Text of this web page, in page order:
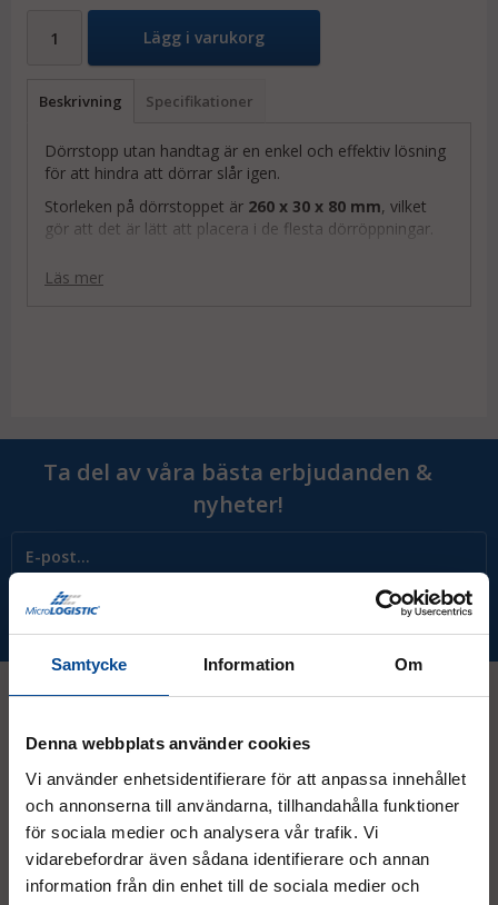
Samtycke Information Om
Denna webbplats använder cookies
Vi använder enhetsidentifierare för att anpassa innehållet
och annonserna till användarna, tillhandahålla funktioner
för sociala medier och analysera vår trafik. Vi
vidarebefordrar även sådana identifierare och annan
information från din enhet till de sociala medier och
Lägg i varukorg
Beskrivning Specifikationer
Dörrstopp utan handtag är en enkel och effektiv lösning
för att hindra att dörrar slår igen.
Storleken på dörrstoppet är 260 x 30 x 80 mm, vilket
gör att det är lätt att placera i de flesta dörröppningar.
gör att det är tåligt och kan användas under lång tid utan
Det är en perfekt lösning för att hindra att dörrar slår
igen och skapar en störande ljudnivå i hemmet eller på
arbetsplatsen.
Läs mer
Ta del av våra bästa erbjudanden &
nyheter!
Kontakt
08 - 544 401 50
info@micrologistic.com
order@micrologistic.com